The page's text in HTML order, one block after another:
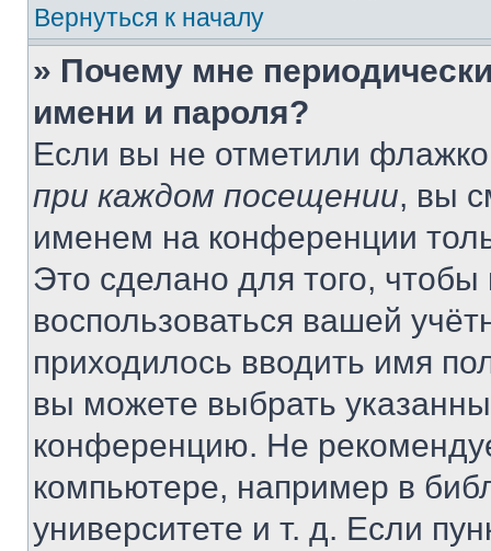
Вернуться к началу
» Почему мне
имени и пароля?
Если вы не отметили
при каждом посещении, вы
именем на конференции
Это сделано для того, чтобы
воспользоваться вашей
приходилось вводить имя
вы можете выбрать
конференцию. Не
компьютере, например в
университете и т. д. Если